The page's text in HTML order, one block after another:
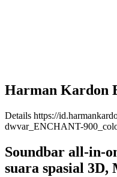
Harman Kardon
Details https://
dwvar_ENCHANT-
Soundbar all-in-
suara spasial